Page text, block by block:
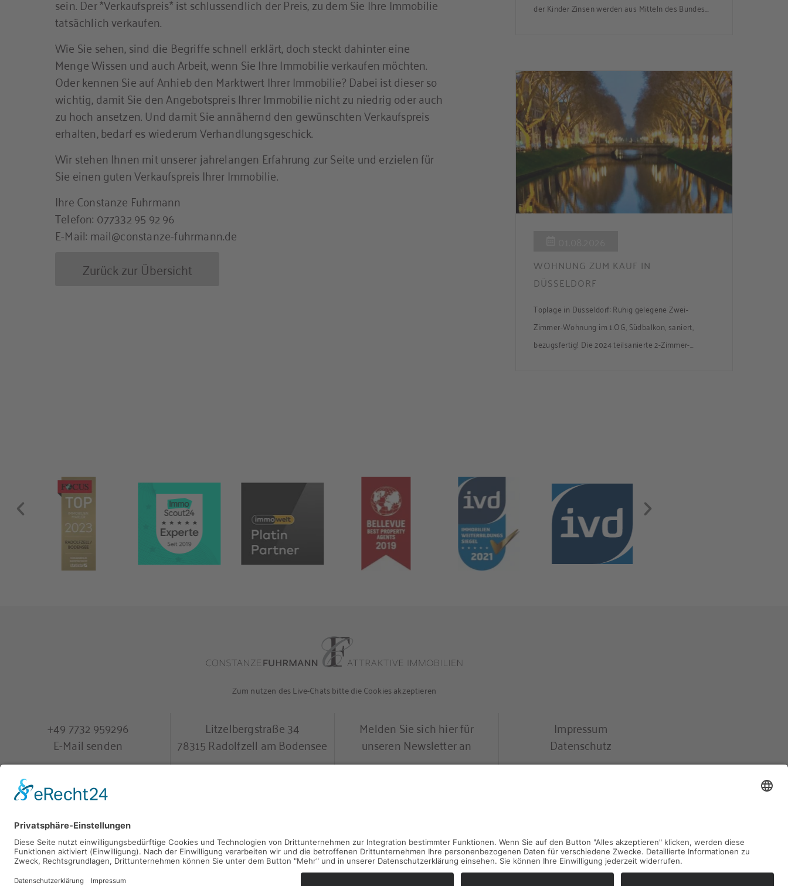
sein. Der *Verkaufspreis* ist schlussendlich der Preis, zu dem Sie Ihre Immobilie
tatsächlich verkaufen.
Wie Sie sehen, sind die Begriffe schnell erklärt, doch steckt dahinter eine
Menge Wissen und auch Arbeit, wenn Sie Ihre Immobilie verkaufen möchten.
Oder kennen Sie auf Anhieb den Marktwert Ihrer Immobilie? Dabei ist dieser so
wichtig, damit Sie den Angebotspreis Ihrer Immobilie nicht zu niedrig oder auch
zu hoch ansetzen. Und damit Sie annähernd den gewünschten Verkaufspreis
erhalten, bedarf es wiederum Verhandlungsgeschick.
Wir stehen Ihnen mit unserer jahrelangen Erfahrung zur Seite und erzielen für
Sie einen guten Verkaufspreis Ihrer Immobilie.
Ihre Constanze Fuhrmann
Telefon: 077332 95 92 96
E-Mail: mail@constanze-fuhrmann.de
Zurück zur Übersicht
der Kinder Zinsen werden aus Mitteln des Bundes
Sanierung binnen 54 Monaten nach Förderzusage /
Sanierung in Einzelmaßnahmen […]
WOHNUNG ZUM KAUF IN
DÜSSELDORF
Toplage in Düsseldorf: Ruhig gelegene Zwei-
Zimmer-Wohnung im 1.OG, Südbalkon, saniert,
bezugsfertig! Die 2024 teilsanierte 2-Zimmer-
Zum nutzen des Live-Chats bitte die Cookies akzeptieren
+49 7732 959296
E-Mail senden
Litzelbergstraße 34
78315 Radolfzell am Bodensee
Melden Sie sich hier für
unseren Newsletter an
Impressum
Datenschutz
40 Bewertungen 9,0
provided by